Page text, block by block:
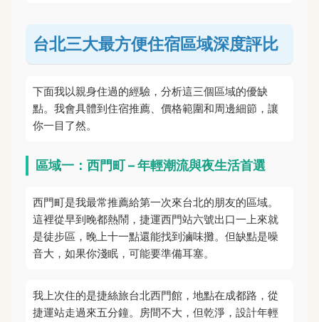
台北三大最方便住宿區域深度評比
下面我以親身住過的經驗，分析這三個區域的優缺
點。我會具體到住宿推薦、價格範圍和周邊細節，讓
你一目了然。
區域一：西門町 – 年輕潮流與夜生活首選
西門町是我最常推薦給第一次來台北的朋友的區域。
這裡從早到晚都熱鬧，捷運西門站六號出口一上來就
是徒步區，晚上十一點還能找到滷味攤。但缺點是噪
音大，如果你淺眠，可能要準備耳塞。
我上次住的是捷絲旅台北西門館，地點在成都路，從
捷運站走過來五分鐘。房間不大，但乾淨，設計年輕